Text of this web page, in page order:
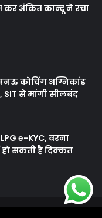
कर अंकित कान्दू ने रचा
कोचिंग अग्निकांड
SIT से मांगी सीलबंद
e-KYC, वरना
सकती है दिक्कत